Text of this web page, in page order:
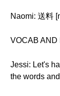
Naomi: 送料
VOCAB AND
Jessi: Let's
the words